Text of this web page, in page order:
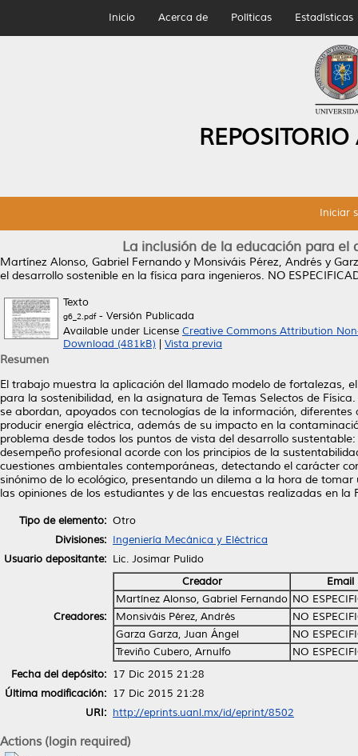
Inicio Acerca de Políticas Estadísticas
Iniciar
La inclusión de la educación para el
Martínez Alonso, Gabriel Fernando y Monsiváis Pérez, Andrés y
el desarrollo sostenible en la física para ingenieros. NO
Texto
g6_2.pdf- Versión Publicada
Available under License Creative Commons Attribution
Download (481kB)
Vista previa
Resumen
El trabajo muestra la aplicación del llamado modelo de fortalezas,
para la sostenibilidad, en la asignatura de Temas Selectos de
se abordan, apoyados con tecnologías de la información,
producir energía eléctrica, además de su impacto en la
problema desde todos los puntos de vista del desarrollo
desempeño profesional acorde con los principios de la
cuestiones ambientales contemporáneas, detectando el carácter
sinónimo de lo ecológico, presentando un dilema a la hora de
las opiniones de los estudiantes y de las encuestas realizadas en la
Tipo de elemento: Otro
Divisiones: Ingeniería Mecánica y Eléctrica
Usuario depositante: Lic. Josimar Pulido
Creadores:
Creador
Email
Martínez Alonso, Gabriel Fernando NO
Monsiváis Pérez, Andrés
NO
Garza Garza, Juan Ángel
NO
Treviño Cubero, Arnulfo
NO
Fecha del depósito: 17 Dic 2015 21:28
Última modificación: 17 Dic 2015 21:28
URI: http://eprints.uanl.mx/id/eprint/8502
Actions (login required)